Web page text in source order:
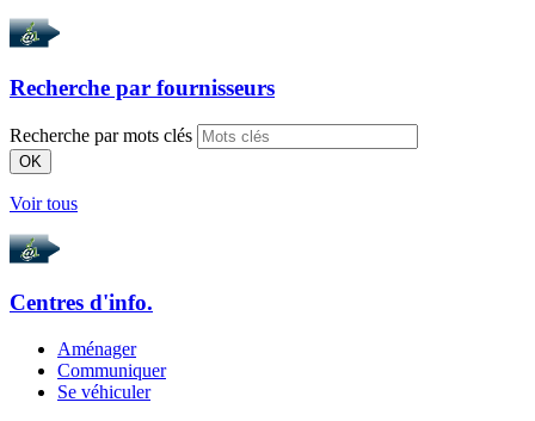
Recherche par fournisseurs
Recherche par mots clés
OK
Voir tous
Centres d'info.
Aménager
Communiquer
Se véhiculer